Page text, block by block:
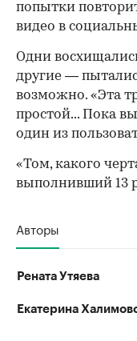
попытки
видео в
Одни
другие —
возможно. «Эта
простой... Пока
один из
«Том, какого
выполнивший 13
Авторы
Рената Утяева
Екатерина